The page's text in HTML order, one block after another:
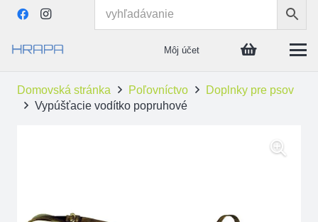
Môj účet
Domovská stránka Poľovníctvo
Doplnky pre psov
Vypúšťacie vodítko popruhové